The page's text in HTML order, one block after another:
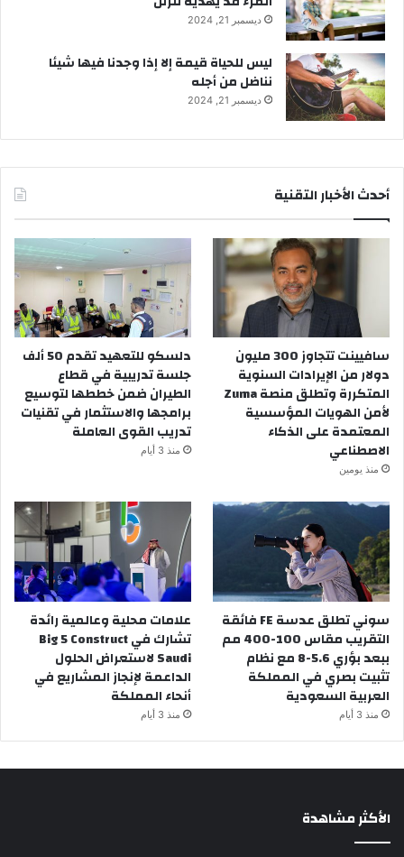
ديسمبر 21, 2024
ليس للحياة قيمة إلا إذا وجدنا فيها شيئا
نناضل من أجله
ديسمبر 21, 2024
أحدث الأخبار التقنية
سافيينت تتجاوز 300 مليون
دولار من الإيرادات السنوية
المتكررة وتطلق منصة Zuma
لأمن الهويات المؤسسية
المعتمدة على الذكاء
الاصطناعي
منذ يومين
دلسكو للتعهيد تقدم 50 ألف
جلسة تدريبية في قطاع
الطيران ضمن خططها لتوسيع
برامجها والاستثمار في تقنيات
تدريب القوى العاملة
منذ 3 أيام
سوني تطلق عدسة FE فائقة
التقريب مقاس 100-400 مم
ببعد بؤري 5.6-8 مع نظام
تثبيت بصري في المملكة
العربية السعودية
منذ 3 أيام
علامات محلية وعالمية رائدة
تشارك في Big 5 Construct
Saudi لاستعراض الحلول
الداعمة لإنجاز المشاريع في
أنحاء المملكة
منذ 3 أيام
الأكثر مشاهدة